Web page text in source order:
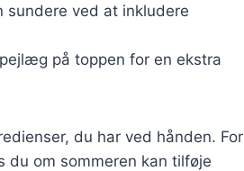
sundere ved at inkludere
på toppen for en ekstra
du har ved hånden. For
du om sommeren kan tilføje